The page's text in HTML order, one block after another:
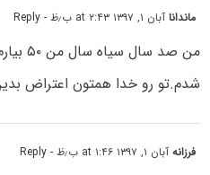
مانداناآبان ۱, ۱۳۹۷ at ۲:۴۳ ب٫ظ - Reply
شدم.تو رو خدا همتون اعتراض
فرزانهآبان ۱, ۱۳۹۷ at ۱:۴۶ ب٫ظ - Reply